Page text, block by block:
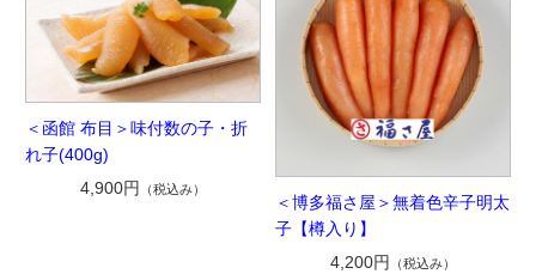
＜函館 布目＞味付数の子・折
れ子(400g)
4,900円
（税込み）
＜博多福さ屋＞無着色辛子明太
子【樽入り】
4,200円
（税込み）